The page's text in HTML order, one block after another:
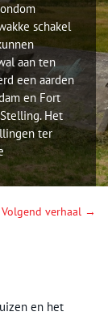
schakel
aan ten
een aarden
en Fort
Het
ter
Volgend verhaal →
en het